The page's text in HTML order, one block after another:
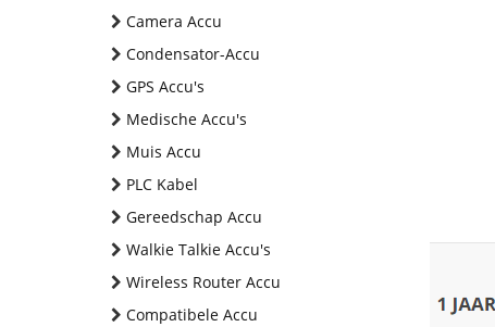
Camera Accu
Condensator-Accu
GPS Accu's
Medische Accu's
Muis Accu
PLC Kabel
Gereedschap Accu
Walkie Talkie Accu's
Wireless Router Accu
Compatibele Accu